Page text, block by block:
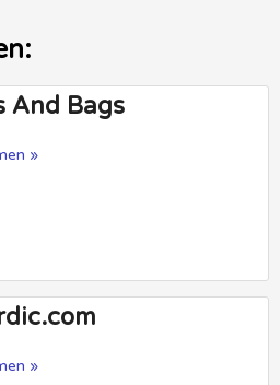
And Bags
»
»